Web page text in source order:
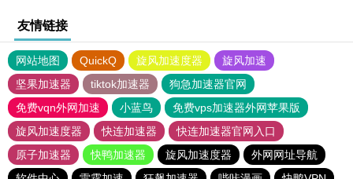
友情链接
网站地图 QuickQ 旋风加速度器
旋风加速
坚果加速器
tiktok加速器
狗急加速器官网
免费vqn外网加速
小蓝鸟
免费vps加速器外网苹果版
旋风加速度器
快连加速器
快连加速器官网入口
原子加速器
快鸭加速器 旋风加速度器
外网网址导航